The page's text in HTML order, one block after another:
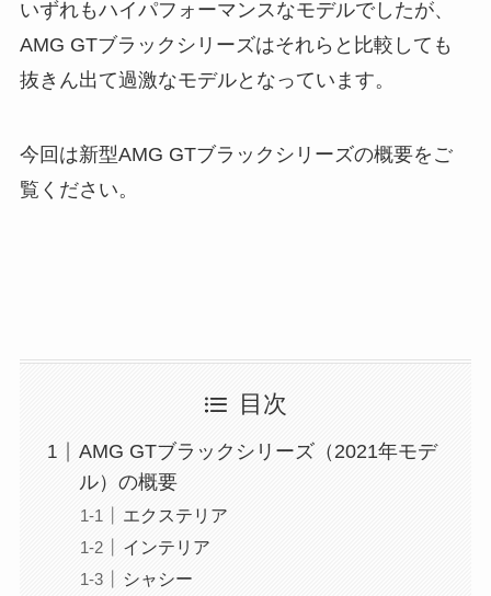
いずれもハイパフォーマンスなモデルでしたが、
AMG GTブラックシリーズはそれらと比較しても
抜きん出て過激なモデルとなっています。
今回は新型AMG GTブラックシリーズの概要をご
覧ください。
目次
AMG GTブラックシリーズ（2021年モデ
ル）の概要
エクステリア
インテリア
シャシー